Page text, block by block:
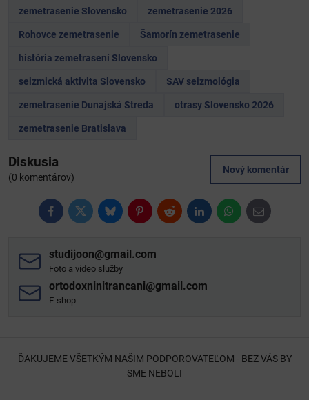
zemetrasenie Slovensko zemetrasenie 2026
Rohovce zemetrasenie Šamorín zemetrasenie
história zemetrasení Slovensko
seizmická aktivita Slovensko SAV seizmológia
zemetrasenie Dunajská Streda otrasy Slovensko 2026
zemetrasenie Bratislava
Diskusia
(0 komentárov)
Nový komentár
FacebookTwitterBlueskyPinterestRedditLinkedInWhatsApp
E-
mail
studijoon​@gmail​.com
Foto a video služby
ortodoxninitrancani​@gmail​.com
E-shop
ĎAKUJEME VŠETKÝM NAŠIM PODPOROVATEĽOM - BEZ VÁS BY
SME NEBOLI